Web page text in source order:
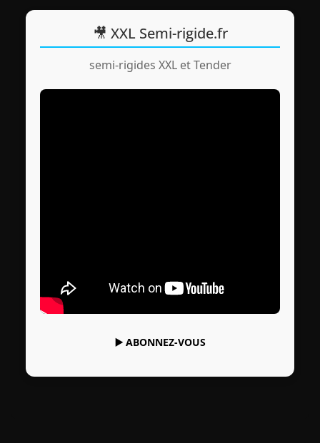
🎥 XXL Semi-rigide.fr
semi-rigides XXL et Tender
▶️ ABONNEZ-VOUS